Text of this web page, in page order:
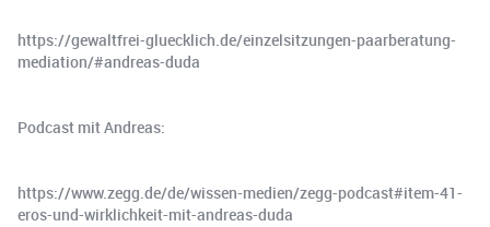
https://gewaltfrei-gluecklich.de/einzelsitzungen-paarberatung-
mediation/#andreas-duda
Podcast mit Andreas:
https://www.zegg.de/de/wissen-medien/zegg-podcast#item-41-
eros-und-wirklichkeit-mit-andreas-duda